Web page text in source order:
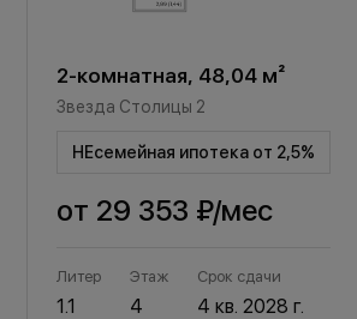
2-комнатная, 48,04 м²
Звезда Столицы 2
НЕсемейная ипотека от 2,5%
от 29 353 ₽/мес
Литер
1.1
Этаж
4
Срок сдачи
4 кв. 2028 г.